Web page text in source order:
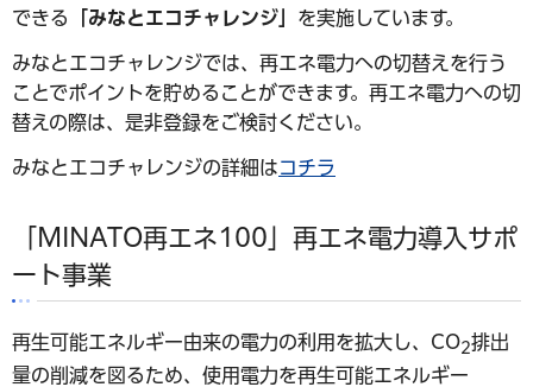
できる
「みなとエコチャレンジ」 を実施しています。
みなとエコチャレンジでは、再エネ電力への切替えを行う
ことでポイントを貯めることができます。再エネ電力への切
替えの際は、是非登録をご検討ください。
みなとエコチャレンジの詳細はコチラ
「MINATO再エネ100」再エネ電力導入サポ
ート事業
再生可能エネルギー由来の電力の利用を拡大し、CO2排出
量の削減を図るため、使用電力を再生可能エネルギー